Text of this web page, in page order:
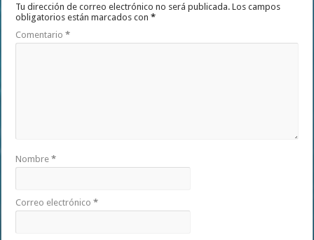
Tu dirección de correo electrónico no será publicada. Los campos
obligatorios están marcados con*
Comentario*
Nombre*
Correo electrónico*